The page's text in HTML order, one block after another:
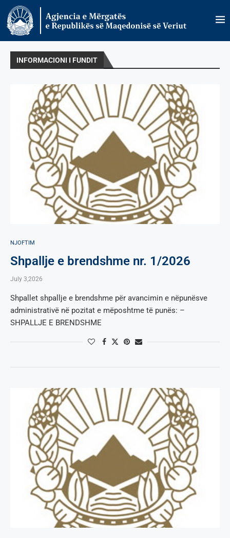
INFORMACIONI I FUNDIT
NJOFTIM
Shpallje e brendshme nr. 1/2026
July 3,2026
Shpallet shpallje e brendshme për avancimin e nëpunësve
administrativë në pozitat e mëposhtme të punës: –
SHPALLJE E BRENDSHME